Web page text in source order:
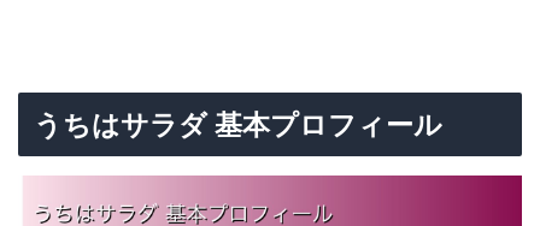
うちはサラダ 基本プロフィール